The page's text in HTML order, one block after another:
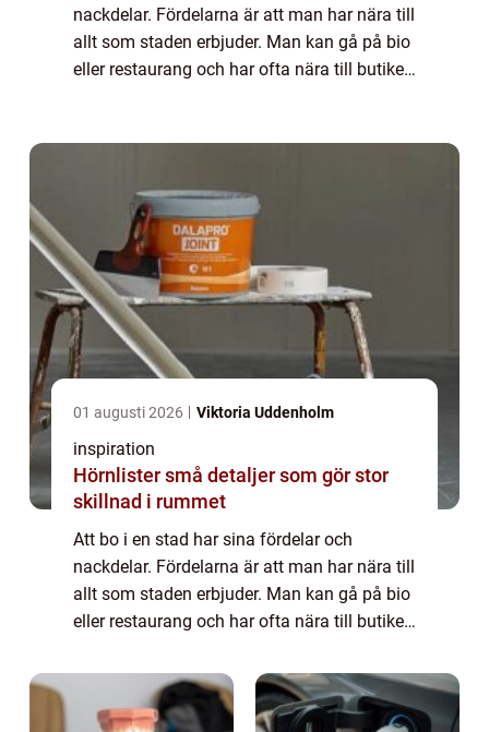
nackdelar. Fördelarna är att man har nära till
allt som staden erbjuder. Man kan gå på bio
eller restaurang och har ofta nära till butiker
01 augusti 2026 Viktoria Uddenholm
inspiration
Hörnlister små detaljer som gör stor
skillnad i rummet
Att bo i en stad har sina fördelar och
nackdelar. Fördelarna är att man har nära till
allt som staden erbjuder. Man kan gå på bio
eller restaurang och har ofta nära till butiker
service finns aldrig långt ...